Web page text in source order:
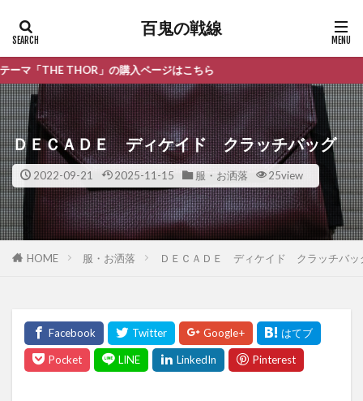
百鬼の戦線
」の購入ページはこちら
ＤＥＣＡＤＥ ディケイド クラッチバッグ
2022-09-21 2025-11-15 服・お洒落 25view
HOME 服・お洒落 ＤＥＣＡＤＥ ディケイド クラッチバッ